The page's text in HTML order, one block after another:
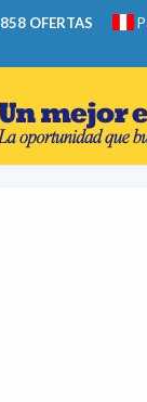
858 OFERTAS